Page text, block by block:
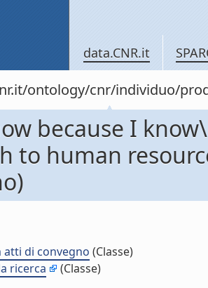
data.CNR.it
ontology/cnr/individuo/
because I
to human
di convegno (Classe)
ricerca
(Classe)